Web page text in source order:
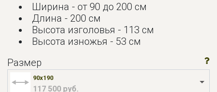
Ширина - от 90 до 200 см
Длина - 200 см
Высота изголовья - 113 см
Высота изножья - 53 см
Размер
90x190
117 500 руб.